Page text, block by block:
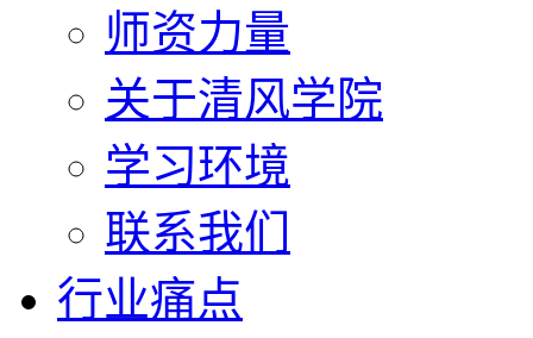
师资力量
关于清风学院
学习环境
联系我们
行业痛点